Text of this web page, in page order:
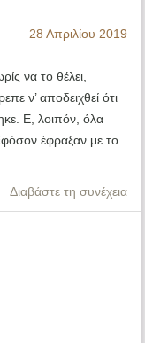
28 Απριλίου 2019
να το θέλει,
ν’ αποδειχθεί ότι
Ε, λοιπόν, όλα
έφραξαν με το
Διαβάστε τη συνέχεια